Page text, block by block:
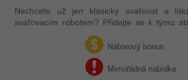
Nechcete už jen klasicky svařovat a
svařovacím robotem? Přidejte se k týmu
společnosti v Hranicích a využijte
svařováním v moderní výrobě.…
Náborový bonus
Mimořádná nabídka